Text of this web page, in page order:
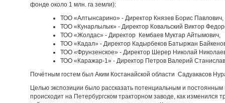
фонде около 1 млн. га земли):
ТОО «Алтынсарино» - Директор Князев Борис Павлович,
ТОО «Кунарлылык» - Директор Ковальский Виктор
ТОО «Жолдас» - Директор Кембаев Муктар Айтымович,
ТОО «Кадал» - Директор Кадырбеков Батыржан
ТОО «Фрунзенское» - Директор Шерер Николай
ТОО «Каражар-1» - Директор Петров Валерий
Почётным гостем был Аким Костанайской области Садуакасов
Целью экспозиции было рассказать потенциальным и постоянным
происходит на Петербургском тракторном заводе, как изменился